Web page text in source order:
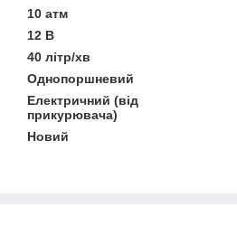
10 атм
12 В
40 літр/хв
Однопоршневий
Електричний (від
прикурювача)
Новий